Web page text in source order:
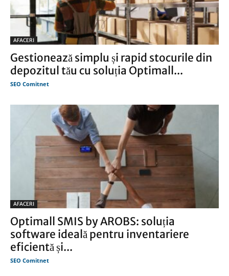
AFACERI
Gestionează simplu și rapid stocurile din
depozitul tău cu soluția Optimall...
SEO Comitnet
AFACERI
Optimall SMIS by AROBS: soluția
software ideală pentru inventariere
eficientă și...
SEO Comitnet